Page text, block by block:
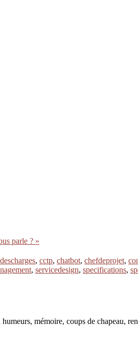
parle ? »
, cctp, chatbot, chefdeprojet,
, servicedesign, specifications,
mémoire, coups de